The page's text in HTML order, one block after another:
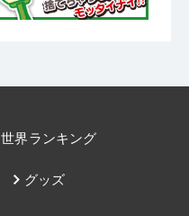
世界ランキング
グッズ